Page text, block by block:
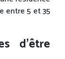
entre 5 et 35
d’être